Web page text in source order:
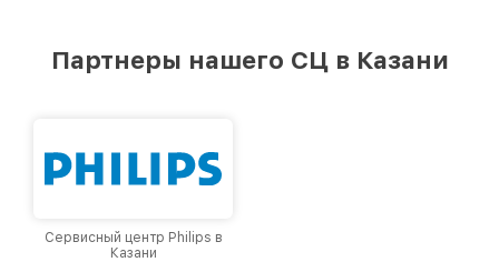
Казани, постоянно повышая уровень доверия
Партнеры нашего СЦ в Казани
Сервисный центр Philips в
Казани